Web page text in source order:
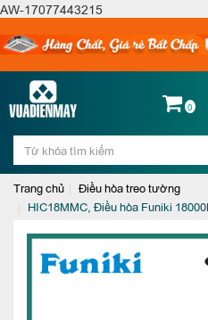
AW-17077443215
0
Trang chủ
Điều hòa treo tường
HIC18MMC, Điều hòa Funiki